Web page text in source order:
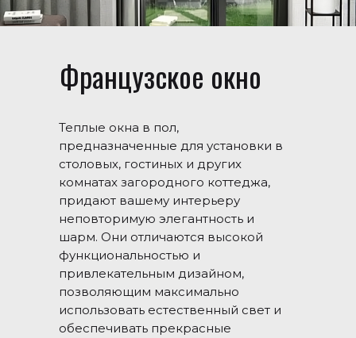
Французское окно
Теплые окна в пол,
предназначенные для установки в
столовых, гостиных и других
комнатах загородного коттеджа,
придают вашему интерьеру
неповторимую элегантность и
шарм. Они отличаются высокой
функциональностью и
привлекательным дизайном,
позволяющим максимально
использовать естественный свет и
обеспечивать прекрасные